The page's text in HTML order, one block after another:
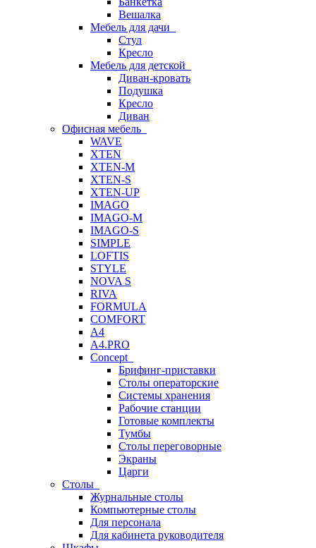
Вешалка
Мебель для дачи
Стул
Кресло
Мебель для детской
Диван-кровать
Подушка
Кресло
Диван
Офисная мебель
WAVE
XTEN
XTEN-M
XTEN-S
XTEN-UP
IMAGO
IMAGO-M
IMAGO-S
SIMPLE
LOFTIS
STYLE
NOVA S
RIVA
FORMULA
COMFORT
A4
A4.PRO
Concept
Брифинг-приставки
Столы операторские
Системы хранения
Рабочие станции
Готовые комплекты
Тумбы
Столы переговорные
Экраны
Царги
Столы
Журнальные столы
Компьютерные столы
Для персонала
Для кабинета руководителя